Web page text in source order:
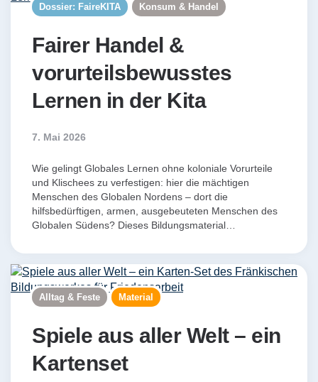
Dossier: FaireKITA Konsum & Handel
Fairer Handel &
vorurteilsbewusstes
Lernen in der Kita
7. Mai 2026
Wie gelingt Globales Lernen ohne koloniale Vorurteile
und Klischees zu verfestigen: hier die mächtigen
Menschen des Globalen Nordens – dort die
hilfsbedürftigen, armen, ausgebeuteten Menschen des
Globalen Südens? Dieses Bildungsmaterial…
Alltag & Feste Material
Spiele aus aller Welt – ein
Kartenset